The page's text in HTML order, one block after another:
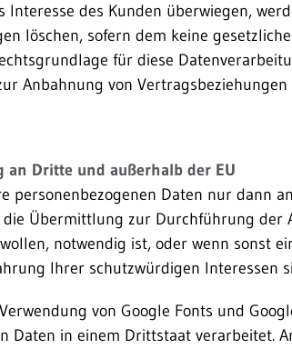
Interesse des Kunden überwiegen,
löschen, sofern dem keine
für diese
Anbahnung von
an Dritte und außerhalb der EU
personenbezogenen Daten nur dann
Übermittlung zur Durchführung der
notwendig ist, oder wenn sonst
Ihrer schutzwürdigen Interessen
von Google Fonts und
Daten in einem Drittstaat verarbeitet.